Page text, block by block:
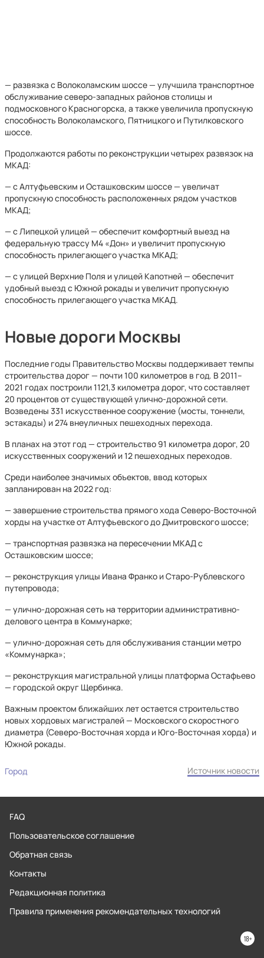
— развязка с Волоколамским шоссе — улучшила транспортное
обслуживание северо-западных районов столицы и
подмосковного Красногорска, а также увеличила пропускную
способность Волоколамского, Пятницкого и Путилковского
шоссе.
Продолжаются работы по реконструкции четырех развязок на
МКАД:
— с Алтуфьевским и Осташковским шоссе — увеличат
пропускную способность расположенных рядом участков
МКАД;
— с Липецкой улицей — обеспечит комфортный выезд на
федеральную трассу М4 «Дон» и увеличит пропускную
способность прилегающего участка МКАД;
— с улицей Верхние Поля и улицей Капотней — обеспечит
удобный выезд с Южной рокады и увеличит пропускную
способность прилегающего участка МКАД.
Новые дороги Москвы
Последние годы Правительство Москвы поддерживает темпы
строительства дорог — почти 100 километров в год. В 2011–
2021 годах построили 1121,3 километра дорог, что составляет
20 процентов от существующей улично-дорожной сети.
Возведены 331 искусственное сооружение (мосты, тоннели,
эстакады) и 274 внеуличных пешеходных перехода.
В планах на этот год — строительство 91 километра дорог, 20
искусственных сооружений и 12 пешеходных переходов.
Среди наиболее значимых объектов, ввод которых
запланирован на 2022 год:
— завершение строительства прямого хода Северо-Восточной
хорды на участке от Алтуфьевского до Дмитровского шоссе;
— транспортная развязка на пересечении МКАД с
Осташковским шоссе;
— реконструкция улицы Ивана Франко и Старо-Рублевского
путепровода;
— улично-дорожная сеть на территории административно-
делового центра в Коммунарке;
— улично-дорожная сеть для обслуживания станции метро
«Коммунарка»;
— реконструкция магистральной улицы платформа Остафьево
— городской округ Щербинка.
Важным проектом ближайших лет остается строительство
новых хордовых магистралей — Московского скоростного
диаметра (Северо-Восточная хорда и Юго-Восточная хорда) и
Южной рокады.
Город Источник новости
FAQ
Пользовательское соглашение
Обратная связь
Контакты
Редакционная политика
Правила применения рекомендательных технологий